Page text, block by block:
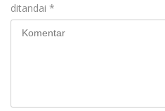
ditandai *